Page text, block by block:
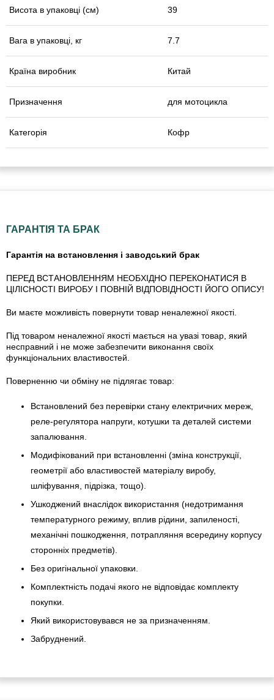
Висота в упаковці (см) 39
Вага в упаковці, кг 7.7
Країна виробник Китай
Призначення для мотоцикла
Категорія Кофр
ГАРАНТІЯ ТА БРАК
Гарантія на встановлення і заводський брак
ПЕРЕД ВСТАНОВЛЕННЯМ НЕОБХІДНО ПЕРЕКОНАТИСЯ В
ЦІЛІСНОСТІ ВИРОБУ І ПОВНІЙ ВІДПОВІДНОСТІ ЙОГО ОПИСУ!
Ви маєте можливість повернути товар неналежної якості.
Під товаром неналежної якості мається на увазі товар, який
несправний і не може забезпечити виконання своїх
функціональних властивостей.
Поверненню чи обміну не підлягає товар:
Встановлений без перевірки стану електричних мереж,
реле-регулято­ра напруги, котушки та деталей системи
запалювання.
Модифікований при встановленні (зміна конструкції,
геометрії або властивостей матеріалу виробу,
шліфування, підрізка, тощо).
Ушкоджений внаслідок використання (недотримання
температурного режиму, вплив рідини, запиленості,
механічні пошкодження, потрапляння всередину корпусу
сторонніх предметів).
Без оригінальної упаковки.
Комплектність подачі якого не відповідає комплекту
покупки.
Який використовувався не за призначенням.
Забруднений.